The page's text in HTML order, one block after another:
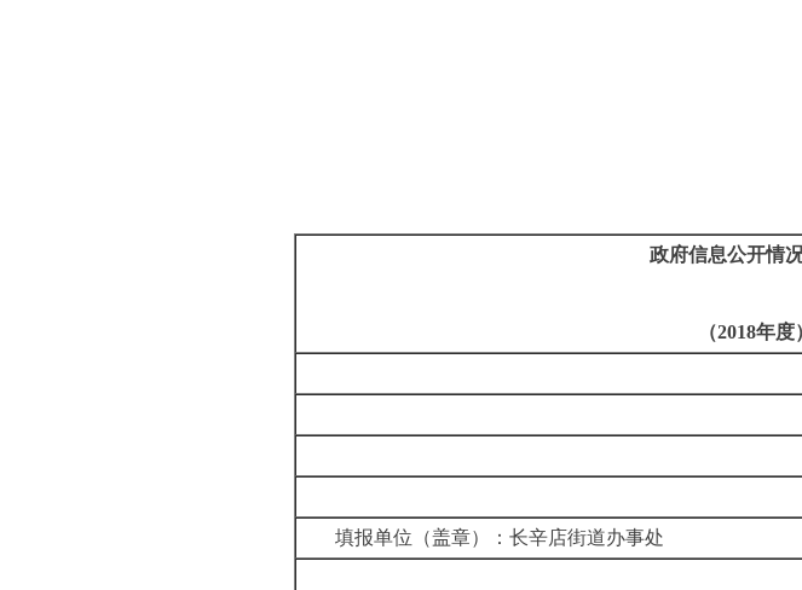
政府信息公开情
（2018年度
填报单位（盖章）：长辛店街道办事处